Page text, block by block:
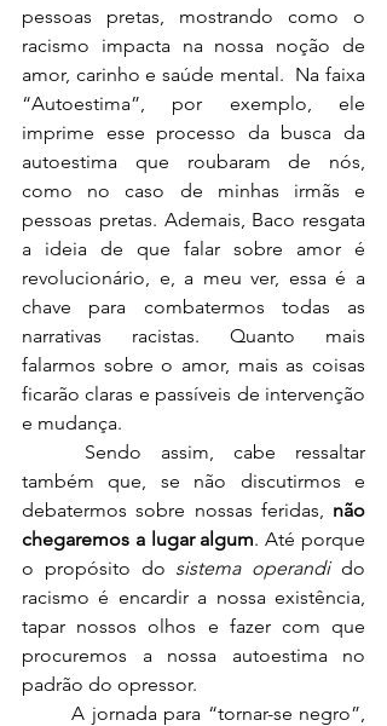
pessoas pretas, mostrando como o
racismo impacta na nossa noção de
amor, carinho e saúde mental.  Na faixa
“Autoestima”, por exemplo, ele
imprime esse processo da busca da
autoestima que roubaram de nós,
como no caso de minhas irmãs e
pessoas pretas. Ademais, Baco resgata
a ideia de que falar sobre amor é
revolucionário, e, a meu ver, essa é a
chave para combatermos todas as
narrativas racistas. Quanto mais
falarmos sobre o amor, mais as coisas
ficarão claras e passíveis de intervenção
e mudança.
também que, se não discutirmos e
debatermos sobre nossas feridas, não
chegaremos a lugar algum. Até porque
o propósito do sistema operandi do
racismo é encardir a nossa existência,
tapar nossos olhos e fazer com que
procuremos a nossa autoestima no
padrão do opressor.
	A jornada para “tornar-se negro”,